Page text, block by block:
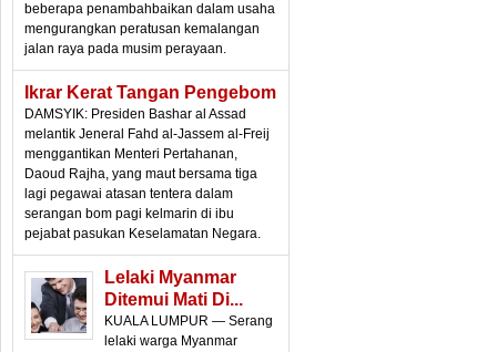
beberapa penambahbaikan dalam usaha
mengurangkan peratusan kemalangan
jalan raya pada musim perayaan.
Ikrar Kerat Tangan Pengebom
DAMSYIK: Presiden Bashar al Assad
melantik Jeneral Fahd al-Jassem al-Freij
menggantikan Menteri Pertahanan,
Daoud Rajha, yang maut bersama tiga
lagi pegawai atasan tentera dalam
serangan bom pagi kelmarin di ibu
pejabat pasukan Keselamatan Negara.
Lelaki Myanmar
Ditemui Mati Di...
KUALA LUMPUR — Serang
lelaki warga Myanmar